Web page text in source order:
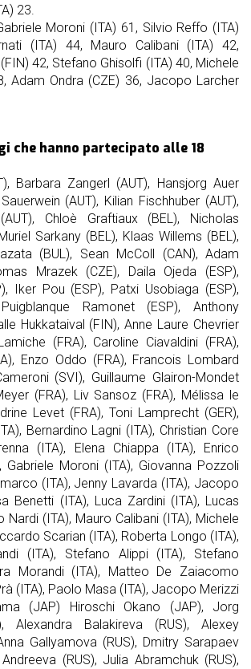
23.
Moroni (ITA) 61, Silvio Reffo (ITA)
(ITA) 44, Mauro Calibani (ITA) 42,
42, Stefano Ghisolfi (ITA) 40, Michele
Adam Ondra (CZE) 36, Jacopo Larcher
che hanno partecipato alle 18
Barbara Zangerl (AUT), Hansjorg Auer
(AUT), Kilian Fischhuber (AUT),
Chloè Graftiaux (BEL), Nicholas
Sarkany (BEL), Klaas Willems (BEL),
(BUL), Sean McColl (CAN), Adam
Mrazek (CZE), Daila Ojeda (ESP),
Iker Pou (ESP), Patxi Usobiaga (ESP),
Ramonet (ESP), Anthony
Hukkataival (FIN), Anne Laure Chevrier
(FRA), Caroline Ciavaldini (FRA),
Enzo Oddo (FRA), Francois Lombard
(SVI), Guillaume Glairon-Mondet
(FRA), Liv Sansoz (FRA), Mélissa le
Levet (FRA), Toni Lamprecht (GER),
Bernardino Lagni (ITA), Christian Core
(ITA), Elena Chiappa (ITA), Enrico
Gabriele Moroni (ITA), Giovanna Pozzoli
(ITA), Jenny Lavarda (ITA), Jacopo
Benetti (ITA), Luca Zardini (ITA), Lucas
Nardi (ITA), Mauro Calibani (ITA), Michele
Scarian (ITA), Roberta Longo (ITA),
(ITA), Stefano Alippi (ITA), Stefano
Morandi (ITA), Matteo De Zaiacomo
(ITA), Paolo Masa (ITA), Jacopo Merizzi
(JAP) Hiroschi Okano (JAP), Jorg
Alexandra Balakireva (RUS), Alexey
Gallyamova (RUS), Dmitry Sarapaev
(RUS), Julia Abramchuk (RUS),